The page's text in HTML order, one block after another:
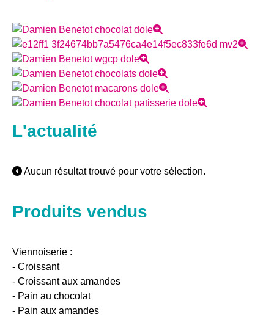
L'actualité
Aucun résultat trouvé pour votre sélection.
Produits vendus
Viennoiserie :
- Croissant
- Croissant aux amandes
- Pain au chocolat
- Pain aux amandes